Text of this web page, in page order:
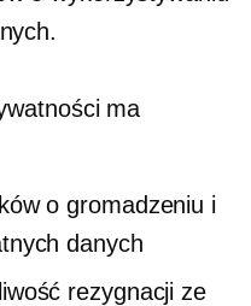
ma
o gromadzeniu i
danych
rezygnacji ze